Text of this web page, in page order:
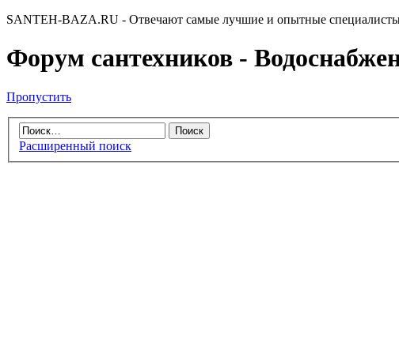
SANTEH-BAZA.RU - Отвечают самые лучшие и опытные
Форум сантехников -
Пропустить
Расширенный поиск